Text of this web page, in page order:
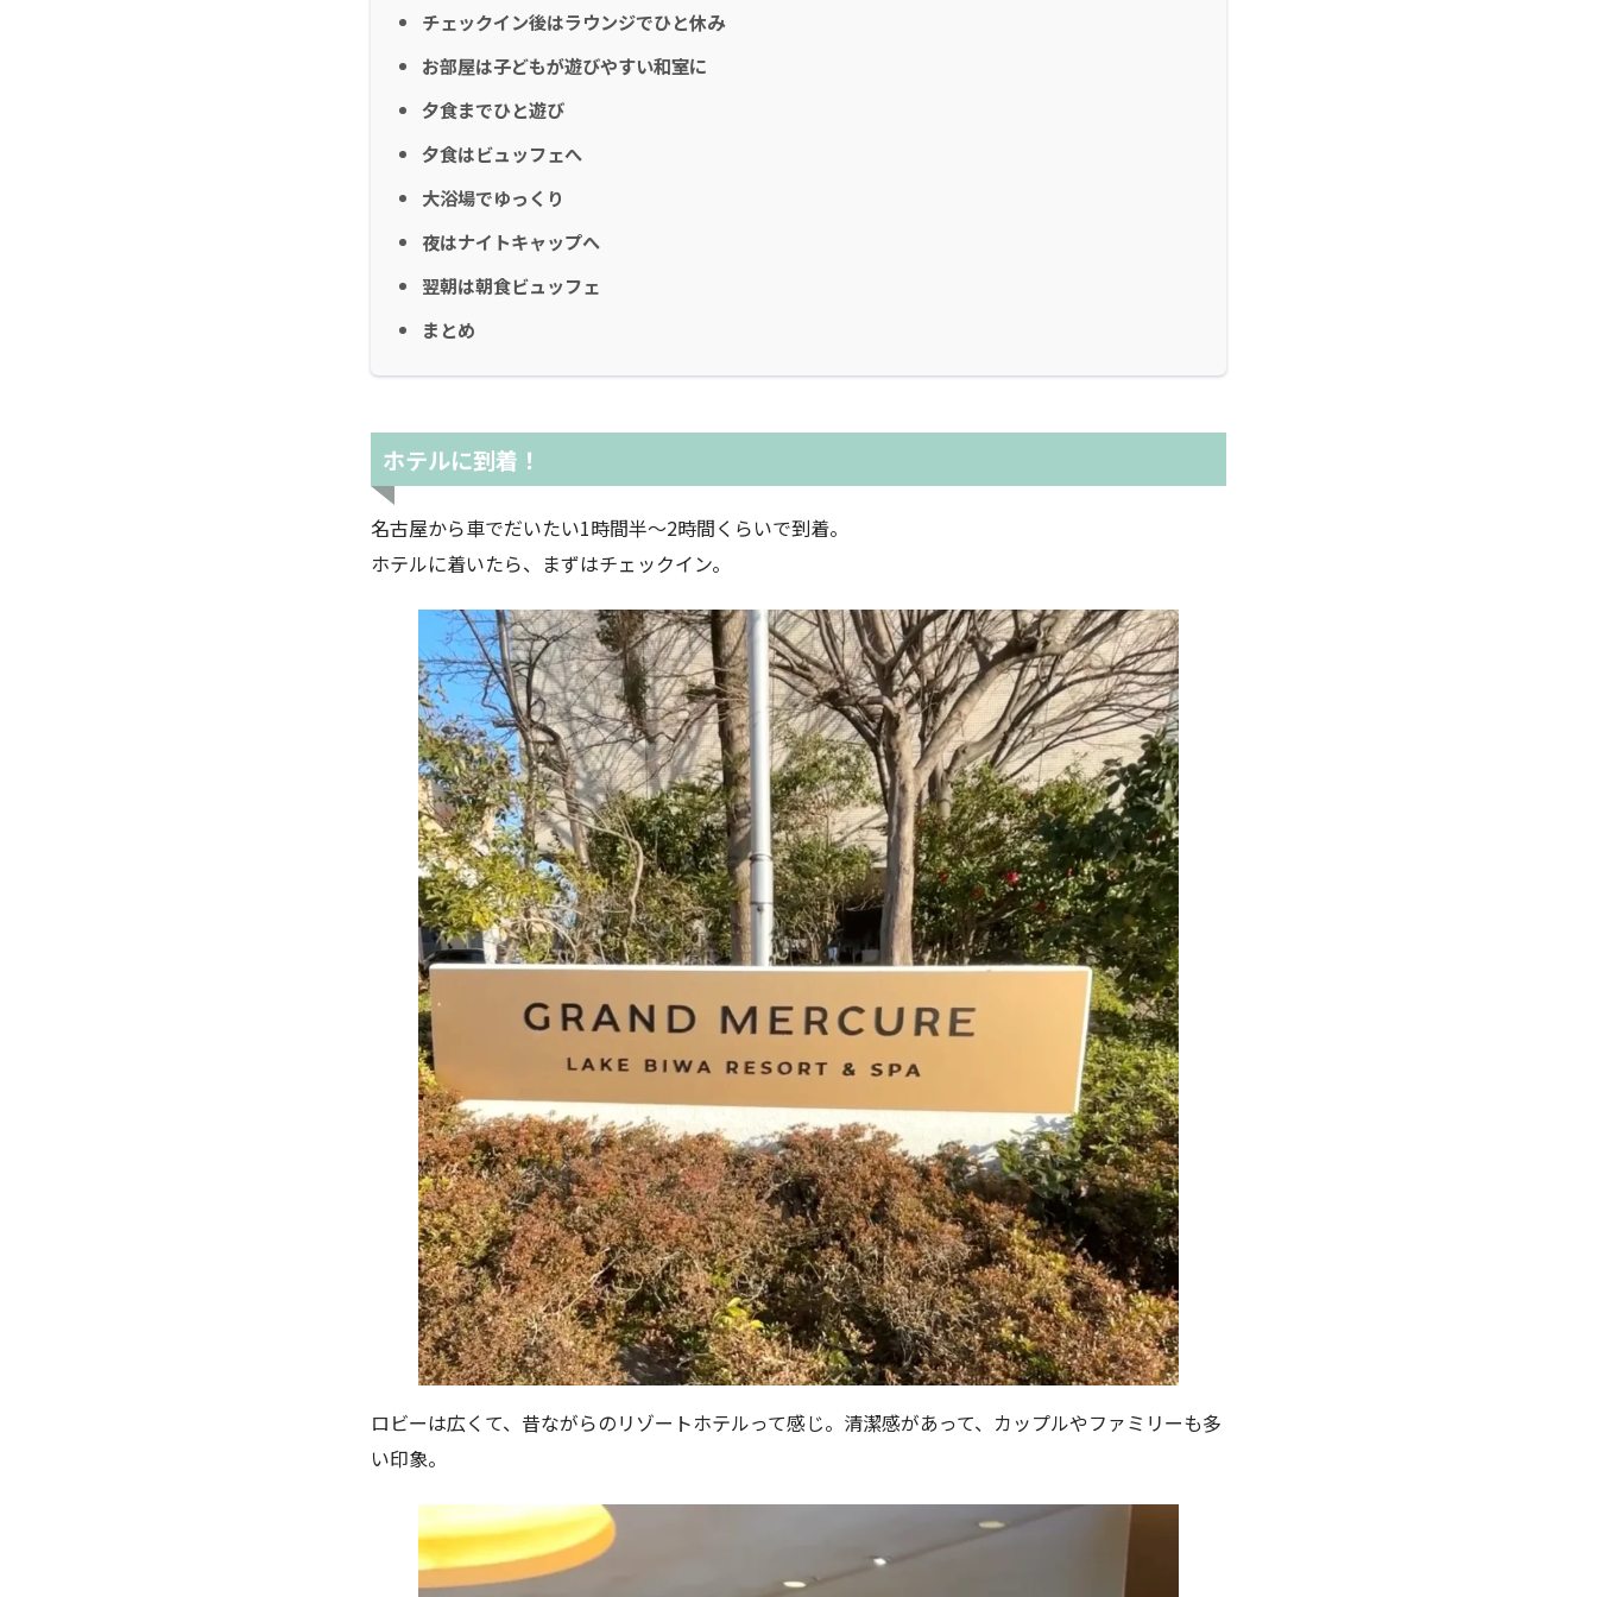
チェックイン後はラウンジでひと休み
お部屋は子どもが遊びやすい和室に
夕食までひと遊び
夕食はビュッフェへ
大浴場でゆっくり
夜はナイトキャップへ
翌朝は朝食ビュッフェ
まとめ
ホテルに到着！
名古屋から車でだいたい1時間半〜2時間くらいで到着。
ホテルに着いたら、まずはチェックイン。
ロビーは広くて、昔ながらのリゾートホテルって感じ。清潔感があって、カップルやファミリーも多
い印象。